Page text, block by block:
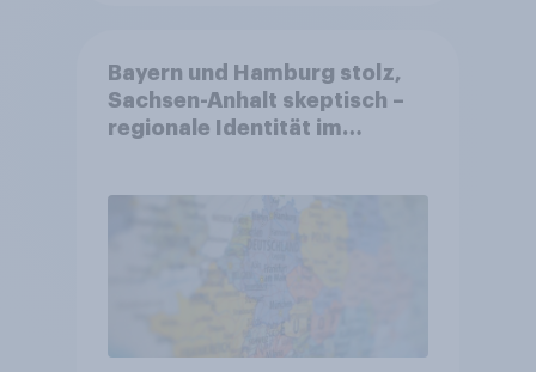
Bayern und Hamburg stolz,
Sachsen-Anhalt skeptisch –
regionale Identität im